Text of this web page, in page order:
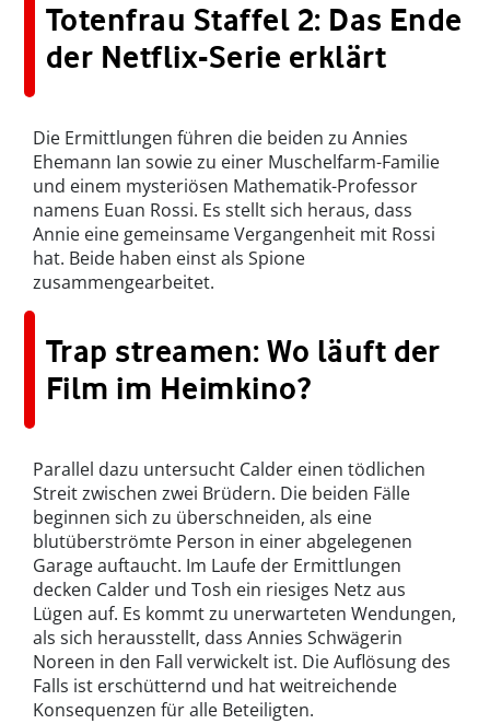
Totenfrau Staffel 2: Das Ende
der Netflix-Serie erklärt
Die Ermittlungen führen die beiden zu Annies
Ehemann Ian sowie zu einer Muschelfarm-Familie
und einem mysteriösen Mathematik-Professor
namens Euan Rossi. Es stellt sich heraus, dass
Annie eine gemeinsame Vergangenheit mit Rossi
hat. Beide haben einst als Spione
zusammengearbeitet.
Trap streamen: Wo läuft der
Film im Heimkino?
Parallel dazu untersucht Calder einen tödlichen
Streit zwischen zwei Brüdern. Die beiden Fälle
beginnen sich zu überschneiden, als eine
blutüberströmte Person in einer abgelegenen
Garage auftaucht. Im Laufe der Ermittlungen
decken Calder und Tosh ein riesiges Netz aus
Lügen auf. Es kommt zu unerwarteten Wendungen,
als sich herausstellt, dass Annies Schwägerin
Noreen in den Fall verwickelt ist. Die Auflösung des
Falls ist erschütternd und hat weitreichende
Konsequenzen für alle Beteiligten.